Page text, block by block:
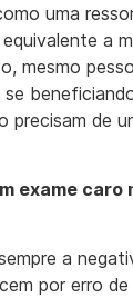
uma
a
mesmo
precisam de
exame caro
a
por erro de